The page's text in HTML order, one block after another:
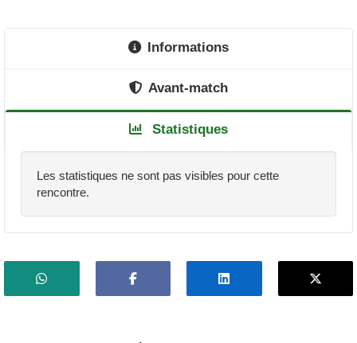
Informations
Avant-match
Statistiques
Les statistiques ne sont pas visibles pour cette
rencontre.